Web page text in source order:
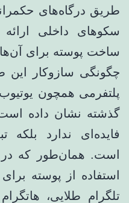
طریق درگاه‌های
سکوهای داخلی
ساخت پوسته برای
چگونگی سازوکار این
پلتفرمی همچون
گذشته نشان داده است
فایده‌ای ندارد بلکه
استفاده از پوسته‌
تلگرام طلایی،